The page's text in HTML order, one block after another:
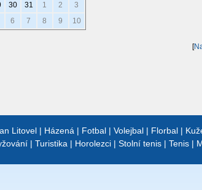
30 31 1 2
3
6 7 8 9 10
[
Litovel | Házená | Fotbal | Volejbal | Florbal |
| Turistika | Horolezci | Stolní tenis | Tenis |